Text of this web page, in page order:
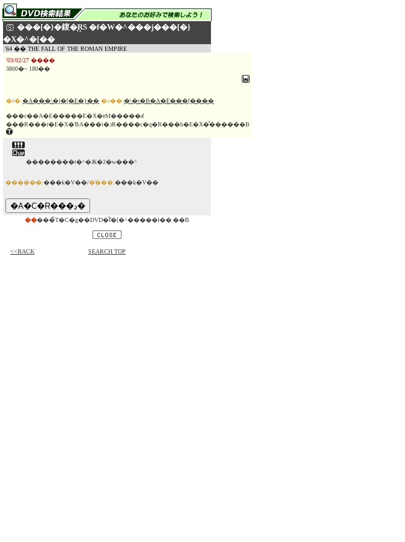
���[�}�鍑�̖ŖS �f�W�^���j���[�}
�X�^�[��
'64 �� THE FALL OF THE ROMAN EMPIRE
'03/02/27 ����
3800�~ 180��
�ē�:�A���\�j�[�E�}�� �o��:�\�t�B�A�E���[����
���c��A�E�����E�X�ɐM�����ꂽ
���R���r�E�X�ƁA���i�ɔR����c�q�R���h�E�X�̊������B
��������t�^�Ж�2�w���^
������:���k�V��/�̔���:���k�V��
�� ���̃T�C�g��DVD�̂݃f�[�^�����ł��܂��B
<<BACK SEARCH TOP